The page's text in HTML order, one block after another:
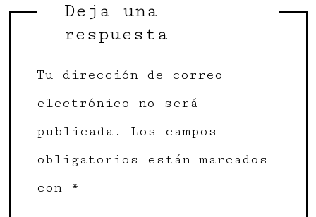
Deja una
respuesta
Tu dirección de correo
electrónico no será
publicada.
Los campos
obligatorios están marcados
con
*